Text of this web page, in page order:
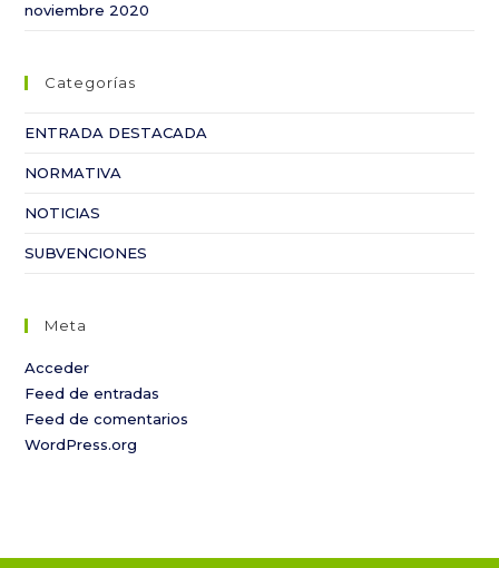
noviembre 2020
Categorías
ENTRADA DESTACADA
NORMATIVA
NOTICIAS
SUBVENCIONES
Meta
Acceder
Feed de entradas
Feed de comentarios
WordPress.org